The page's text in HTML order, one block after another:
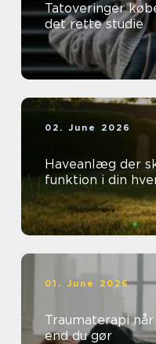
Tatoveringer københavn
det rette studie
02. June 2026
Haveanlæg der
funktion i din
01. June 2026
Traumaterapi når kroppen husker mere
end du gør